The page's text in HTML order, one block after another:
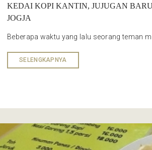
KEDAI KOPI KANTIN, JUJUGAN
JOGJA
Beberapa waktu yang lalu seorang teman
SELENGKAPNYA